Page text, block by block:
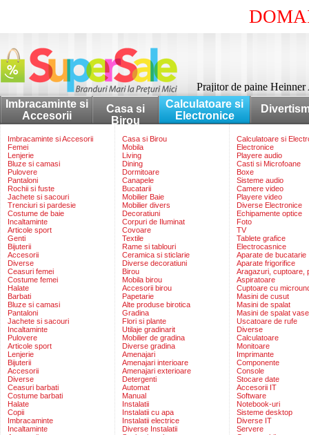
Prajitor de paine
Imbracaminte si
Accesorii
Casa si
Birou
Calculatoare si
Electronice
Imbracaminte si Accesorii
Femei
Lenjerie
Bluze si camasi
Pulovere
Pantaloni
Rochii si fuste
Jachete si sacouri
Trenciuri si pardesie
Costume de baie
Incaltaminte
Articole sport
Genti
Bijuterii
Accesorii
Diverse
Ceasuri femei
Costume femei
Halate
Barbati
Bluze si camasi
Pantaloni
Jachete si sacouri
Incaltaminte
Pulovere
Articole sport
Lenjerie
Bijuterii
Accesorii
Diverse
Ceasuri barbati
Costume barbati
Halate
Copii
Imbracaminte
Incaltaminte
Casa si Birou
Mobila
Living
Dining
Dormitoare
Canapele
Bucatarii
Mobilier Baie
Mobilier divers
Decoratiuni
Corpuri de Iluminat
Covoare
Textile
Rame si tablouri
Ceramica si sticlarie
Diverse decoratiuni
Birou
Mobila birou
Accesorii birou
Papetarie
Alte produse birotica
Gradina
Flori si plante
Utilaje gradinarit
Mobilier de gradina
Diverse gradina
Amenajari
Amenajari interioare
Amenajari exterioare
Detergenti
Automat
Manual
Instalatii
Instalatii cu apa
Instalatii electrice
Diverse Instalatii
Calculatoare si
Electronice
Playere audio
Casti si Microfoane
Boxe
Sisteme audio
Camere video
Playere video
Diverse Electronice
Echipamente optice
Foto
TV
Tablete grafice
Electrocasnice
Aparate de bucatarie
Aparate frigorifice
Aragazuri, cuptoare,
Aspiratoare
Cuptoare cu
Masini de cusut
Masini de spalat
Masini de spalat vase
Uscatoare de rufe
Diverse
Calculatoare
Monitoare
Imprimante
Componente
Console
Stocare date
Accesorii IT
Software
Notebook-uri
Sisteme desktop
Diverse IT
Servere